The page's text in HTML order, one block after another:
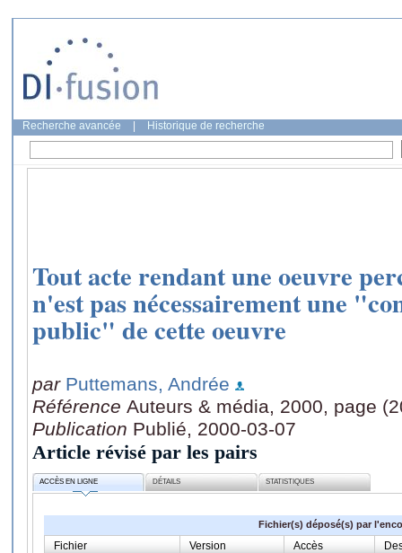
Recherche avancée Historique de recherche
Tout acte rendant une oeuvre
n'est pas nécessairement une
public" de cette oeuvre
par Puttemans, Andrée
Référence Auteurs & média, 2000, page
Publication Publié, 2000-03-07
Article révisé par les pairs
ACCÈS EN LIGNE DÉTAILS STATISTIQUES
Fichier(s) déposé(s) par
Fichier Version Accès